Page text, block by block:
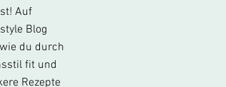
Auf
Blog
du durch
fit und
Rezepte